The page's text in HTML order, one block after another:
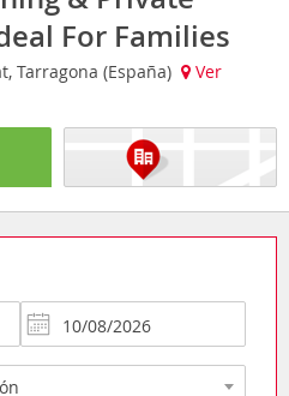
For Families
Tarragona (España)
Ver